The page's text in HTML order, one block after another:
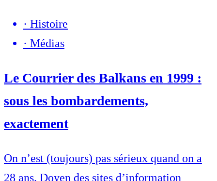
· Histoire
· Médias
Le Courrier des Balkans en 1999 :
sous les bombardements,
exactement
On n’est (toujours) pas sérieux quand on a
28 ans. Doyen des sites d’information